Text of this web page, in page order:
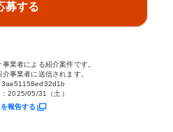
募する
業者による紹介案件です。
事業者に送信されます。
2025/05/31（土）
報告する